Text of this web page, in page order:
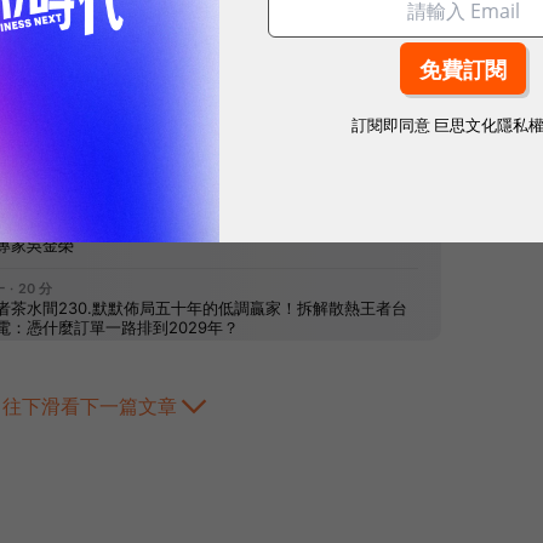
往下滑看下一篇文章
訂閱即同意 巨思文化隱私